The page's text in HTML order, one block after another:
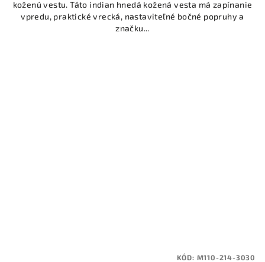
koženú vestu. Táto indian hnedá kožená vesta má zapínanie
vpredu, praktické vrecká, nastaviteľné bočné popruhy a
značku...
KÓD: M110-214-3030